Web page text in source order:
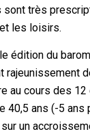
sont très
les loisirs.
édition du
rajeunissement
au cours des
40,5 ans (-5 ans
un